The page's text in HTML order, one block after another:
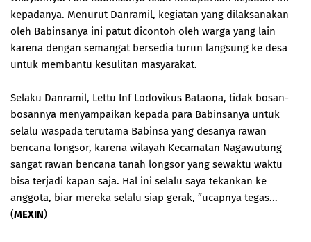
kepadanya. Menurut Danramil, kegiatan yang dilaksanakan
oleh Babinsanya ini patut dicontoh oleh warga yang lain
karena dengan semangat bersedia turun langsung ke desa
untuk membantu kesulitan masyarakat.
Selaku Danramil, Lettu Inf Lodovikus Bataona, tidak bosan-
bosannya menyampaikan kepada para Babinsanya untuk
selalu waspada terutama Babinsa yang desanya rawan
bencana longsor, karena wilayah Kecamatan Nagawutung
sangat rawan bencana tanah longsor yang sewaktu waktu
bisa terjadi kapan saja. Hal ini selalu saya tekankan ke
anggota, biar mereka selalu siap gerak, ”ucapnya tegas...
(MEXIN)